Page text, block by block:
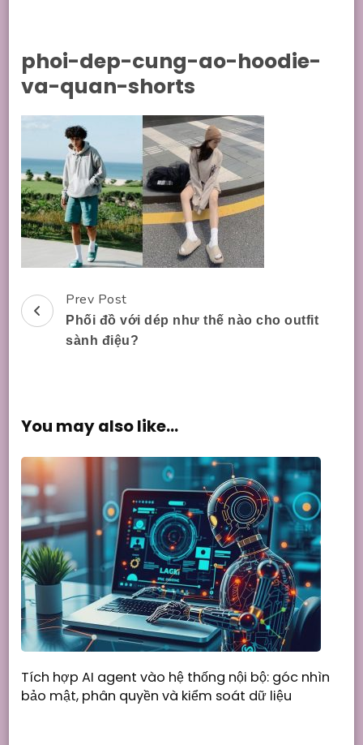
phoi-dep-cung-ao-hoodie-
va-quan-shorts
Post
Navigation
Prev Post
Phối đồ với dép như thế nào cho outfit
sành điệu?
You may also like...
Tích hợp AI agent vào hệ thống nội bộ: góc nhìn
bảo mật, phân quyền và kiểm soát dữ liệu